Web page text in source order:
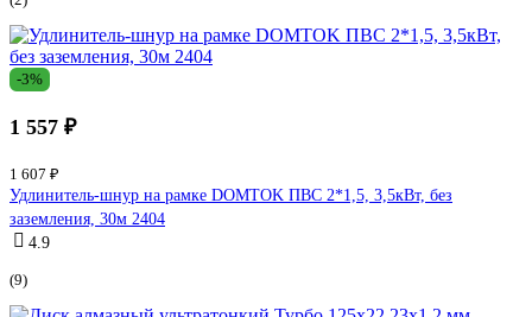
-3%
1 557 ₽
1 607 ₽
Удлинитель-шнур на рамке DOMTOK ПВС 2*1,5, 3,5кВт, без
заземления, 30м 2404
4.9
(9)